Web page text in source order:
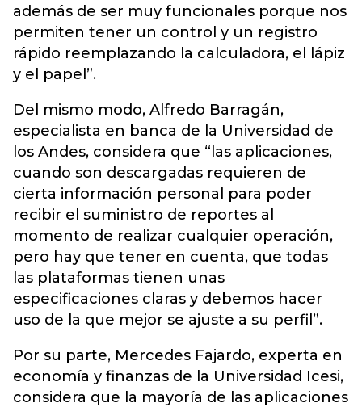
además de ser muy funcionales porque nos
permiten tener un control y un registro
rápido reemplazando la calculadora, el lápiz
y el papel”.
Del mismo modo, Alfredo Barragán,
especialista en banca de la Universidad de
los Andes, considera que “las aplicaciones,
cuando son descargadas requieren de
cierta información personal para poder
recibir el suministro de reportes al
momento de realizar cualquier operación,
pero hay que tener en cuenta, que todas
las plataformas tienen unas
especificaciones claras y debemos hacer
uso de la que mejor se ajuste a su perfil”.
Por su parte, Mercedes Fajardo, experta en
economía y finanzas de la Universidad Icesi,
considera que la mayoría de las aplicaciones